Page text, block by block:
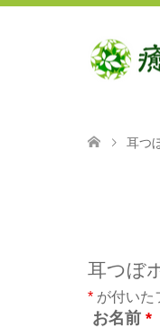
耳つ
耳つぼ
* が付いた
お名前 *